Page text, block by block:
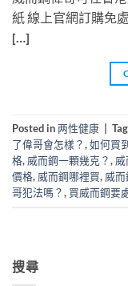
紙 線上官網訂購免
[…]
Posted in两性健康
了偉哥會怎樣？,如何買
格, 威而鋼一顆幾克？,
價格, 威而鋼哪裡買, 威而
哥犯法嗎？, 買威而鋼要
搜尋